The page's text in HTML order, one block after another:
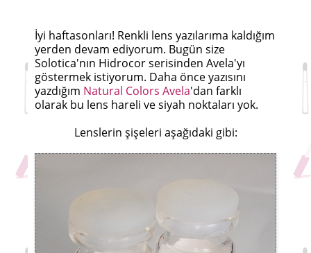
İyi haftasonları! Renkli lens yazılarıma kaldığım
yerden devam ediyorum. Bugün size
Solotica'nın Hidrocor serisinden Avela'yı
göstermek istiyorum. Daha önce yazısını
yazdığım Natural Colors Avela'dan farklı
olarak bu lens hareli ve siyah noktaları yok.
Lenslerin şişeleri aşağıdaki gibi: